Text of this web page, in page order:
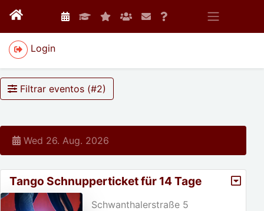
Login
Filtrar eventos (#2)
Wed 26. Aug. 2026
Tango Schnupperticket für 14 Tage
Schwanthalerstraße 5